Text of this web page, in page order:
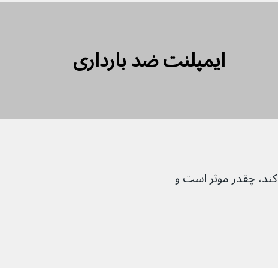
ایمپلنت ضد بارداری
بدانید که ایمپلنت ضد بارداری چگونه کار می‌کند، چقدر موثر است و